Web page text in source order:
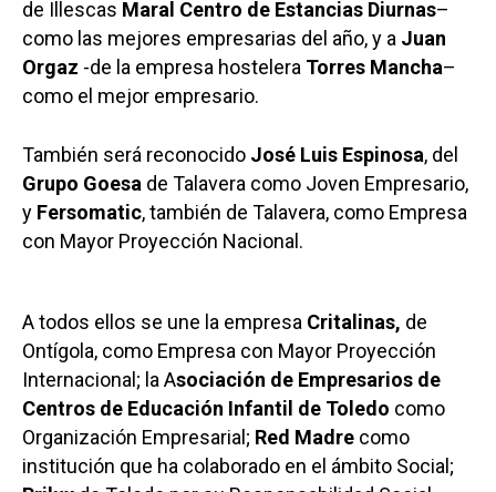
de Illescas Maral Centro de Estancias Diurnas–
como las mejores empresarias del año, y a Juan
Orgaz -de la empresa hostelera Torres Mancha–
como el mejor empresario.
También será reconocido José Luis Espinosa, del
Grupo Goesa de Talavera como Joven Empresario,
y Fersomatic, también de Talavera, como Empresa
con Mayor Proyección Nacional.
A todos ellos se une la empresa Critalinas, de
Ontígola, como Empresa con Mayor Proyección
Internacional; la Asociación de Empresarios de
Centros de Educación Infantil de Toledo como
Organización Empresarial; Red Madre como
institución que ha colaborado en el ámbito Social;